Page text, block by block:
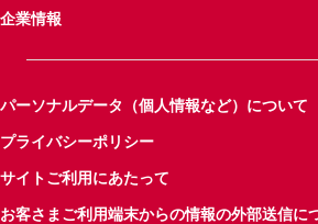
企業情報
パーソナルデータ（個人情報など）について
プライバシーポリシー
サイトご利用にあたって
お客さまご利用端末からの情報の外部送信に